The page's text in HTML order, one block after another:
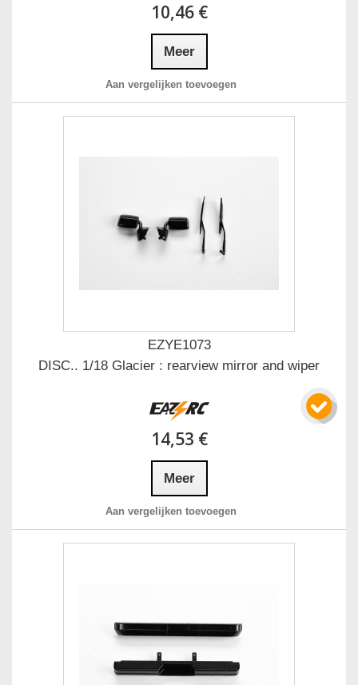
10,46 €
Meer
Aan vergelijken toevoegen
EZYE1073
DISC.. 1/18 Glacier : rearview mirror and wiper
14,53 €
Meer
Aan vergelijken toevoegen